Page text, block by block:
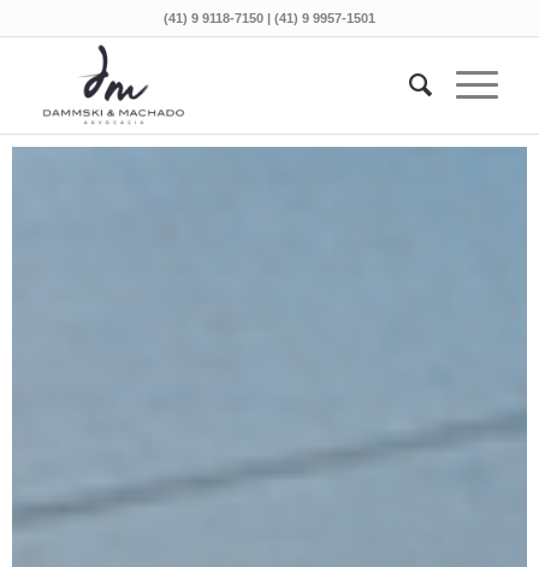
(41) 9 9118-7150 | (41) 9 9957-1501